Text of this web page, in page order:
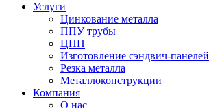
Услуги
Цинкование металла
ППУ трубы
ЦПП
Изготовление сэндвич-панелей
Резка металла
Металлоконструкции
Компания
О нас